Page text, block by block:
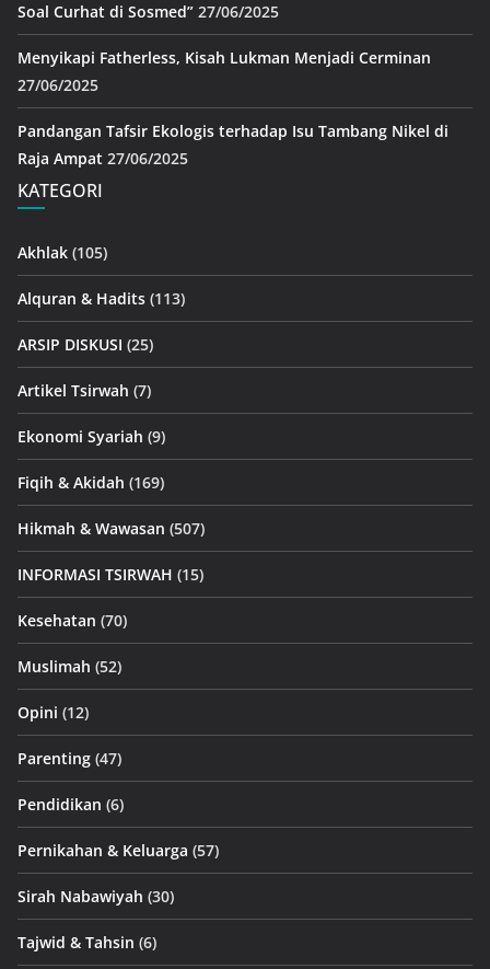
Soal Curhat di Sosmed” 27/06/2025
Menyikapi Fatherless, Kisah Lukman Menjadi Cerminan
27/06/2025
Pandangan Tafsir Ekologis terhadap Isu Tambang Nikel di
Raja Ampat 27/06/2025
KATEGORI
Akhlak (105)
Alquran & Hadits (113)
ARSIP DISKUSI (25)
Artikel Tsirwah (7)
Ekonomi Syariah (9)
Fiqih & Akidah (169)
Hikmah & Wawasan (507)
INFORMASI TSIRWAH (15)
Kesehatan (70)
Muslimah (52)
Opini (12)
Parenting (47)
Pendidikan (6)
Pernikahan & Keluarga (57)
Sirah Nabawiyah (30)
Tajwid & Tahsin (6)